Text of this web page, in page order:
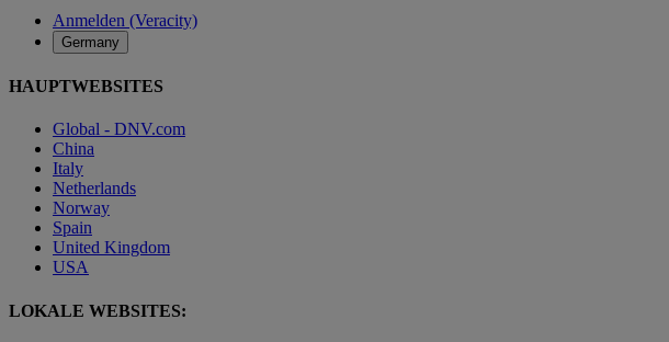
Anmelden (Veracity)
Germany
HAUPTWEBSITES
Global - DNV.com
China
Italy
Netherlands
Norway
Spain
United Kingdom
USA
LOKALE WEBSITES: